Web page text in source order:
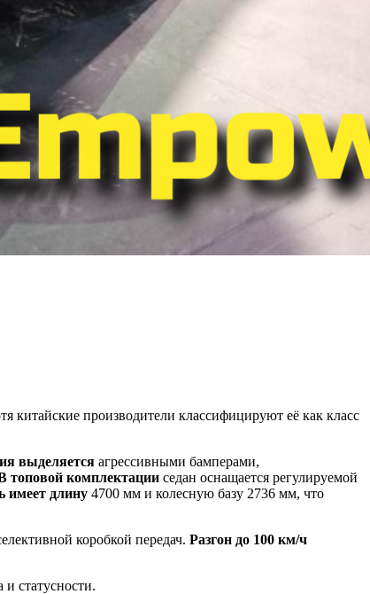
китайские производители классифицируют её как класс
выделяется агрессивными бамперами,
топовой комплектации седан оснащается регулируемой
имеет длину 4700 мм и колесную базу 2736 мм, что
коробкой передач. Разгон до 100 км/ч
статусности.